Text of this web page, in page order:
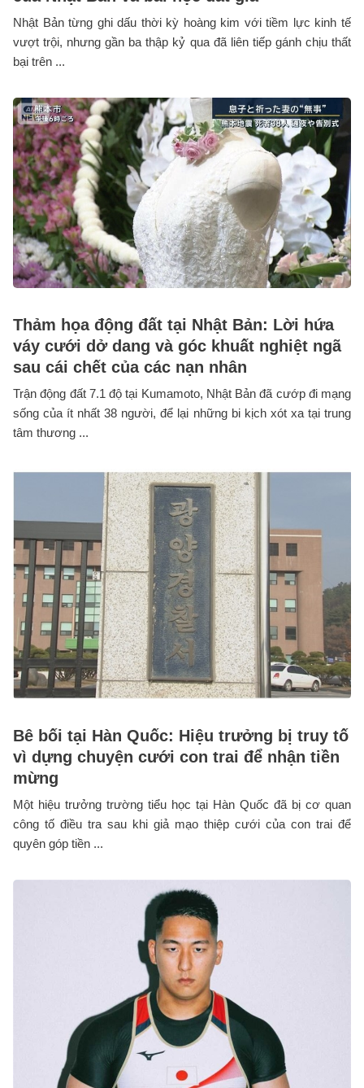
Nhật Bản từng ghi dấu thời kỳ hoàng kim với tiềm lực kinh tế
vượt trội, nhưng gần ba thập kỷ qua đã liên tiếp gánh chịu thất
bại trên ...
Thảm họa động đất tại Nhật Bản: Lời hứa
váy cưới dở dang và góc khuất nghiệt ngã
sau cái chết của các nạn nhân
Trận động đất 7.1 độ tại Kumamoto, Nhật Bản đã cướp đi mạng
sống của ít nhất 38 người, để lại những bi kịch xót xa tại trung
tâm thương ...
Bê bối tại Hàn Quốc: Hiệu trưởng bị truy tố
vì dựng chuyện cưới con trai để nhận tiền
mừng
Một hiệu trưởng trường tiểu học tại Hàn Quốc đã bị cơ quan
công tố điều tra sau khi giả mạo thiệp cưới của con trai để
quyên góp tiền ...